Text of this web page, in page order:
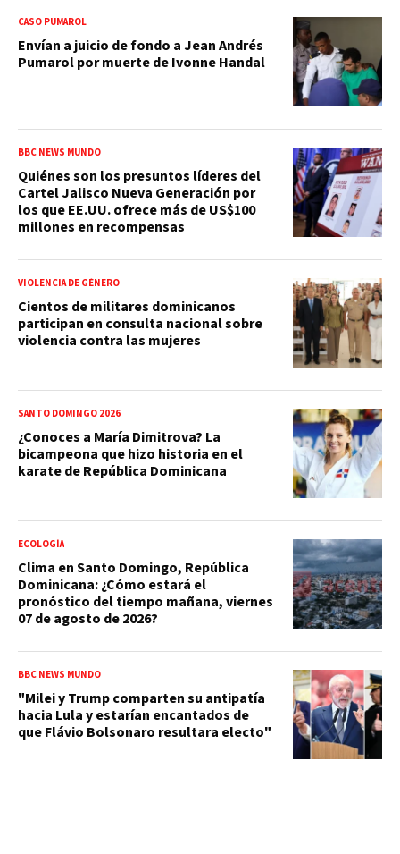
CASO PUMAROL
Envían a juicio de fondo a Jean Andrés
Pumarol por muerte de Ivonne Handal
BBC NEWS MUNDO
Quiénes son los presuntos líderes del
Cartel Jalisco Nueva Generación por
los que EE.UU. ofrece más de US$100
millones en recompensas
VIOLENCIA DE GÉNERO
Cientos de militares dominicanos
participan en consulta nacional sobre
violencia contra las mujeres
SANTO DOMINGO 2026
¿Conoces a María Dimitrova? La
bicampeona que hizo historia en el
karate de República Dominicana
ECOLOGÍA
Clima en Santo Domingo, República
Dominicana: ¿Cómo estará el
pronóstico del tiempo mañana, viernes
07 de agosto de 2026?
BBC NEWS MUNDO
"Milei y Trump comparten su antipatía
hacia Lula y estarían encantados de
que Flávio Bolsonaro resultara electo"